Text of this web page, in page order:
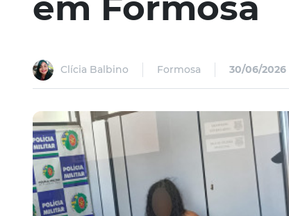
Clícia Balbino Formosa 30/06/2026